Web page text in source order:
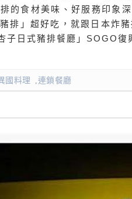
排的食材美味、好服務印象
排」超好吃，就跟日本炸
子日式豬排餐廳」SOGO復
國料理 連鎖餐廳